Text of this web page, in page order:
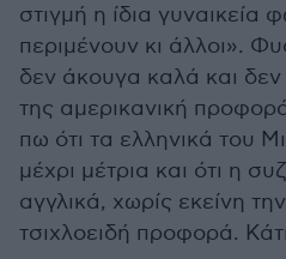
στιγμή η ίδια γυναικεία
περιμένουν κι άλλοι».
δεν άκουγα καλά και δεν
της αμερικανική
πω ότι τα ελληνικά του
μέχρι μέτρια και ότι η
αγγλικά, χωρίς εκείνη
τσιχλοειδή προφορά.